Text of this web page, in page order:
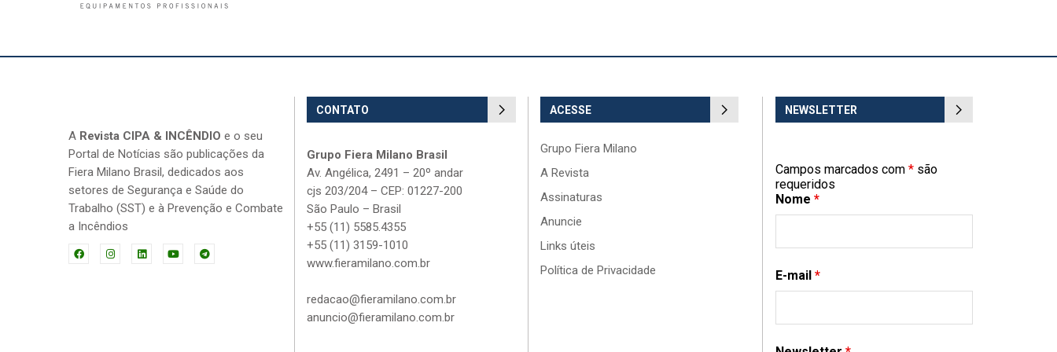
A Revista CIPA & INCÊNDIO e o seu
Portal de Notícias são publicações da
Fiera Milano Brasil, dedicados aos
setores de Segurança e Saúde do
Trabalho (SST) e à Prevenção e Combate
a Incêndios
CONTATO
Grupo Fiera Milano Brasil
Av. Angélica, 2491 – 20º andar
cjs 203/204 – CEP: 01227-200
São Paulo – Brasil
+55 (11) 5585.4355
+55 (11) 3159-1010
www.fieramilano.com.br
redacao@fieramilano.com.br
anuncio@fieramilano.com.br
ACESSE
Grupo Fiera Milano
A Revista
Assinaturas
Anuncie
Links úteis
Política de Privacidade
NEWSLETTER
Campos marcados com *são
requeridos
Nome *
E-mail *